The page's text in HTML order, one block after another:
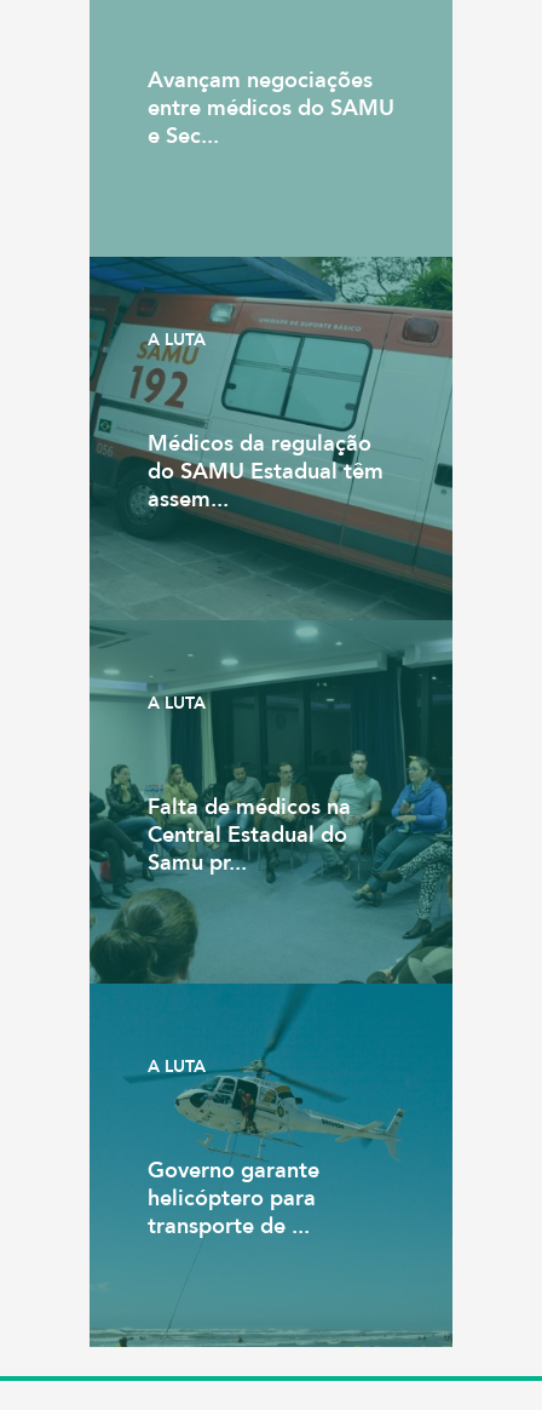
Avançam negociações
entre médicos do SAMU
e Sec...
A LUTA
Médicos da regulação
do SAMU Estadual têm
assem...
A LUTA
Falta de médicos na
Central Estadual do
Samu pr...
A LUTA
Governo garante
helicóptero para
transporte de ...